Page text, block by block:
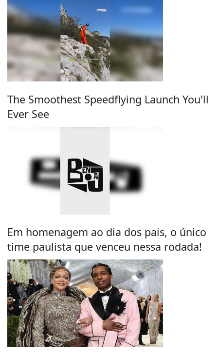
The Smoothest Speedflying Launch You'll
Ever See
Em homenagem ao dia dos pais, o único
time paulista que venceu nessa rodada!